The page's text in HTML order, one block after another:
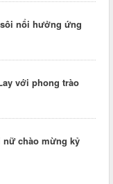
nổi hưởng ứng
với phong trào
nữ chào mừng kỷ